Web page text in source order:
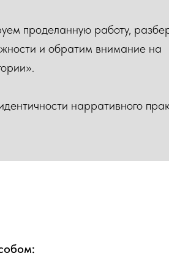
проделанную работу,
и обратим внимание на
нарративного